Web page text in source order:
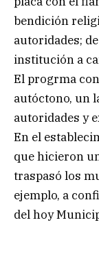
bendición
autoridades;
institución a
El progrma
autóctono, un
autoridades y
En el
que hicieron
traspasó los
ejemplo, a
del hoy